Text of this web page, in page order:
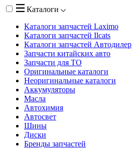
Каталоги
Каталоги запчастей Laximo
Каталоги запчастей Ilcats
Каталоги запчастей Автодилер
Запчасти китайских авто
Запчасти для ТО
Оригинальные каталоги
Неоригинальные каталоги
Аккумуляторы
Масла
Автохимия
Автосвет
Шины
Диски
Бренды запчастей